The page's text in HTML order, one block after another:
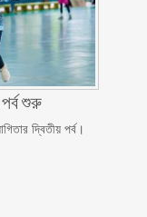
শুরু
দ্বিতীয় পর্ব।